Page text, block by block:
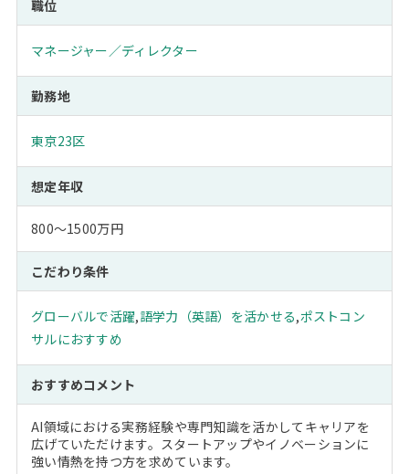
職位
マネージャー／ディレクター
勤務地
東京23区
想定年収
800～1500万円
こだわり条件
グローバルで活躍,語学力（英語）を活かせる,ポストコン
サルにおすすめ
おすすめコメント
AI領域における実務経験や専門知識を活かしてキャリアを
広げていただけます。スタートアップやイノベーションに
強い情熱を持つ方を求めています。